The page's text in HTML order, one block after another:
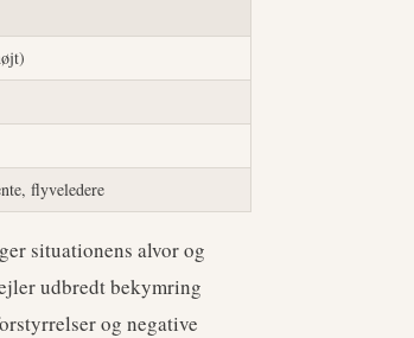
flyveledere
situationens alvor og
udbredt bekymring
og negative